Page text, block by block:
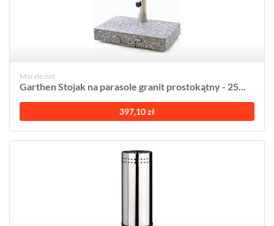
Morele.net
Garthen Stojak na parasole granit prostokątny - 25...
397,10 zł